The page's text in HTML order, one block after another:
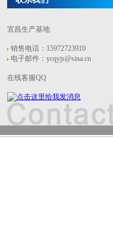
宜昌生产基地
销售电话：15972723910
电子邮件：ycqyjs@sina.cn
在线客服QQ